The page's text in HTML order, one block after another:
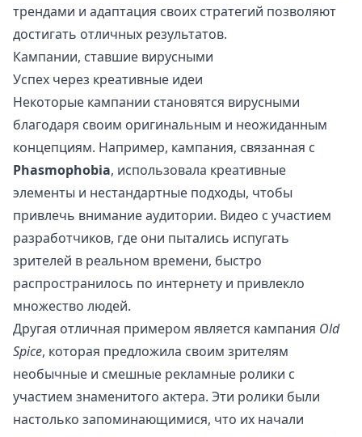
трендами и адаптация своих стратегий позволяют
достигать отличных результатов.
Кампании, ставшие вирусными
Успех через креативные идеи
Некоторые кампании становятся вирусными
благодаря своим оригинальным и неожиданным
концепциям. Например, кампания, связанная с
Phasmophobia, использовала креативные
элементы и нестандартные подходы, чтобы
привлечь внимание аудитории. Видео с участием
разработчиков, где они пытались испугать
зрителей в реальном времени, быстро
распространилось по интернету и привлекло
множество людей.
Другая отличная примером является кампания Old
Spice, которая предложила своим зрителям
необычные и смешные рекламные ролики с
участием знаменитого актера. Эти ролики были
настолько запоминающимися, что их начали